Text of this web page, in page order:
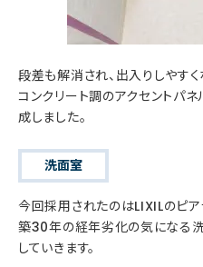
段差も解消され、出入りしやすく
コンクリート調のアクセントパ
成しました。
洗面室
今回採用されたのはLIXILのピア
築30年の経年劣化の気になる洗
していきます。